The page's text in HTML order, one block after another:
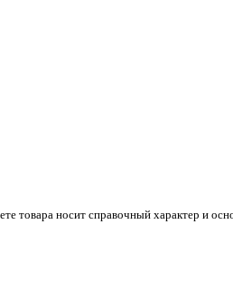
товара носит справочный характер и